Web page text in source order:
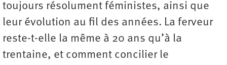
toujours résolument féministes, ainsi que
leur évolution au fil des années. La ferveur
reste-t-elle la même à 20 ans qu’à la
trentaine, et comment concilier le